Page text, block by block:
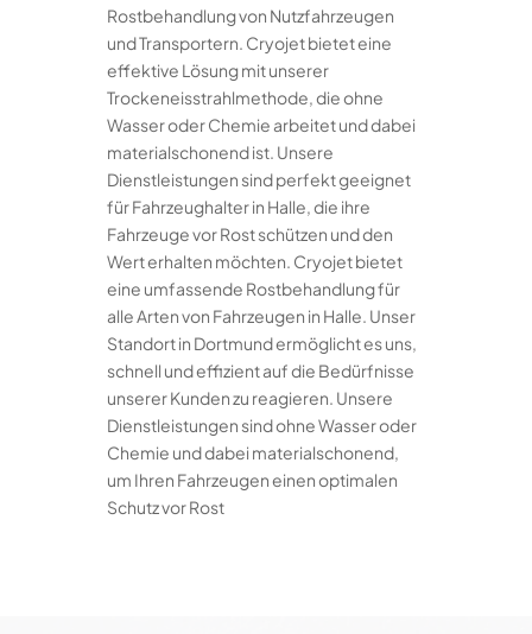
Rostbehandlung von Nutzfahrzeugen
und Transportern. Cryojet bietet eine
effektive Lösung mit unserer
Trockeneisstrahlmethode, die ohne
Wasser oder Chemie arbeitet und dabei
materialschonend ist. Unsere
Dienstleistungen sind perfekt geeignet
für Fahrzeughalter in Halle, die ihre
Fahrzeuge vor Rost schützen und den
Wert erhalten möchten. Cryojet bietet
eine umfassende Rostbehandlung für
alle Arten von Fahrzeugen in Halle. Unser
Standort in Dortmund ermöglicht es uns,
schnell und effizient auf die Bedürfnisse
unserer Kunden zu reagieren. Unsere
Dienstleistungen sind ohne Wasser oder
Chemie und dabei materialschonend,
um Ihren Fahrzeugen einen optimalen
Schutz vor Rost